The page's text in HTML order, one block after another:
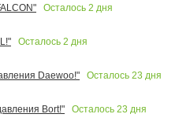
Осталось 2 дня
Осталось 2 дня
Daewoo!"
Осталось 23 дня
Bort!"
Осталось 23 дня